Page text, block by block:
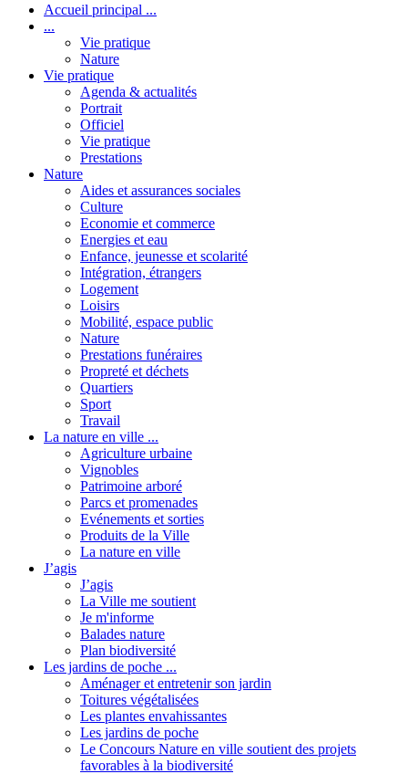
Accueil principal ...
...
Vie pratique
Nature
Vie pratique
Agenda & actualités
Portrait
Officiel
Vie pratique
Prestations
Nature
Aides et assurances sociales
Culture
Economie et commerce
Energies et eau
Enfance, jeunesse et scolarité
Intégration, étrangers
Logement
Loisirs
Mobilité, espace public
Nature
Prestations funéraires
Propreté et déchets
Quartiers
Sport
Travail
La nature en ville ...
Agriculture urbaine
Vignobles
Patrimoine arboré
Parcs et promenades
Evénements et sorties
Produits de la Ville
La nature en ville
J’agis
J’agis
La Ville me soutient
Je m'informe
Balades nature
Plan biodiversité
Les jardins de poche ...
Aménager et entretenir son jardin
Toitures végétalisées
Les plantes envahissantes
Les jardins de poche
Le Concours Nature en ville soutient des projets
favorables à la biodiversité